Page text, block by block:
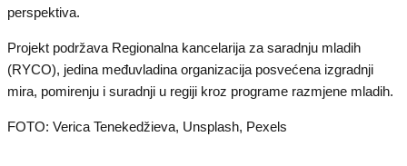
perspektiva.
Projekt podržava Regionalna kancelarija za saradnju mladih
(RYCO), jedina međuvladina organizacija posvećena izgradnji
mira, pomirenju i suradnji u regiji kroz programe razmjene mladih.
FOTO: Verica Tenekedžieva, Unsplash, Pexels